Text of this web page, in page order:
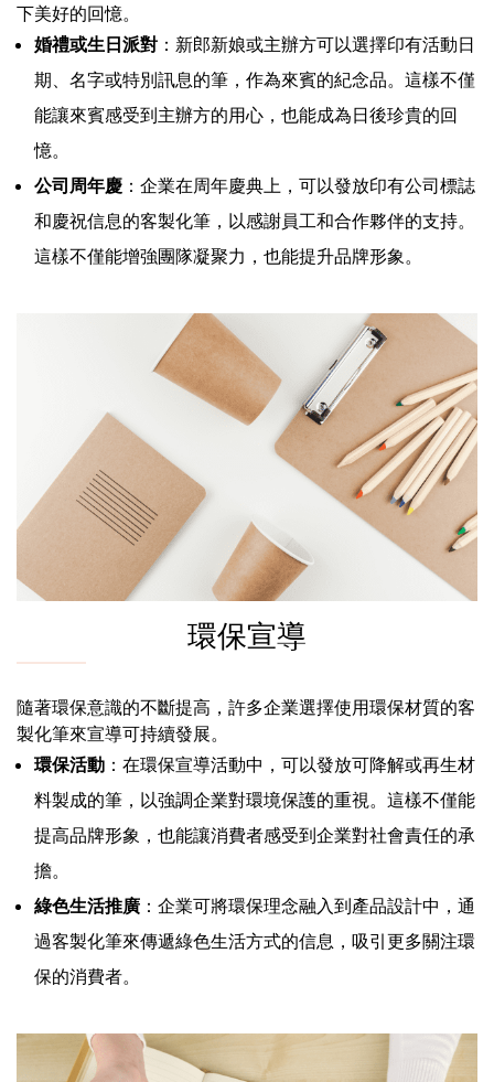
下美好的回憶。
婚禮或生日派對 ：新郎新娘或主辦方可以選擇印有活動日
期、名字或特別訊息的筆，作為來賓的紀念品。這樣不僅
能讓來賓感受到主辦方的用心，也能成為日後珍貴的回
憶。
公司周年慶 ：企業在周年慶典上，可以發放印有公司標誌
和慶祝信息的客製化筆，以感謝員工和合作夥伴的支持。
這樣不僅能增強團隊凝聚力，也能提升品牌形象。
環保宣導
隨著環保意識的不斷提高，許多企業選擇使用環保材質的客
製化筆來宣導可持續發展。
環保活動 ：在環保宣導活動中，可以發放可降解或再生材
料製成的筆，以強調企業對環境保護的重視。這樣不僅能
提高品牌形象，也能讓消費者感受到企業對社會責任的承
擔。
綠色生活推廣 ：企業可將環保理念融入到產品設計中，通
過客製化筆來傳遞綠色生活方式的信息，吸引更多關注環
保的消費者。